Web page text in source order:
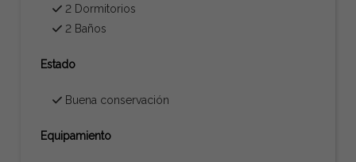
2 Dormitorios
2 Baños
Estado
Buena conservación
Equipamiento